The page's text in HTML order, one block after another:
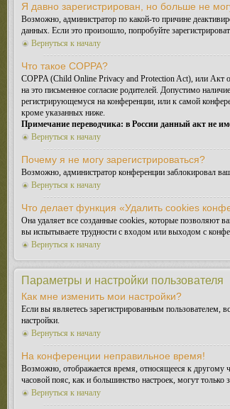
Я давно зарегистрирован, но больше не
Возможно, администратор по какой-то причине
данных. Если это произошло, попробуйте
Вернуться к началу
Что такое COPPA?
COPPA (Child Online Privacy and Protection Act), или Акт
на это письменное согласие родителей. Допустимо
регистрирующемуся на конференции, или к самой
кроме указанных ниже.
Примечание переводчика: в России данный акт не
Вернуться к началу
Почему я не могу зарегистрироваться?
Возможно, администратор конференции заблокировал
Вернуться к началу
Что делает функция «Удалить cookies
Она удаляет все созданные cookies, которые позволяют
вы испытываете трудности с входом или выходом с
Вернуться к началу
Параметры и настройки пользователя
Как мне изменить мои настройки?
Если вы являетесь зарегистрированным пользователем,
настройки.
Вернуться к началу
На конференции неправильное время!
Возможно, отображается время, относящееся к другому
часовой пояс, как и большинство настроек, могут только
Вернуться к началу